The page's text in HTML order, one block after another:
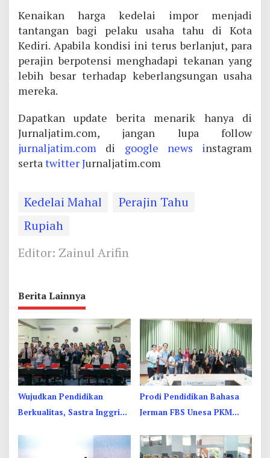
Kenaikan harga kedelai impor menjadi
tantangan bagi pelaku usaha tahu di Kota
Kediri. Apabila kondisi ini terus berlanjut, para
perajin berpotensi menghadapi tekanan yang
lebih besar terhadap keberlangsungan usaha
mereka.
Dapatkan update berita menarik hanya di
Jurnaljatim.com, jangan lupa follow
jurnaljatim.com di google news instagram
sertatwitter Jurnaljatim.com
Kedelai Mahal
Perajin Tahu
Rupiah
Editor: Zainul Arifin
Berita Lainnya
Wujudkan Pendidikan
Berkualitas, Sastra Inggris
Prodi Pendidikan Bahasa
Jerman FBS Unesa PKM
Budaya di Thailand